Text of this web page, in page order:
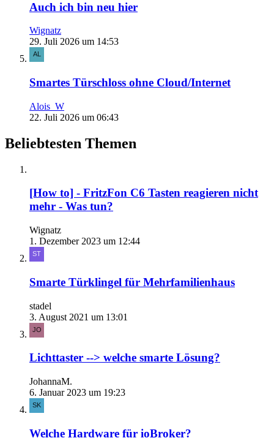
Auch ich bin neu hier
Wignatz
29. Juli 2026 um 14:53
Smartes Türschloss ohne Cloud/Internet
Alois_W
22. Juli 2026 um 06:43
Beliebtesten Themen
[How to] - FritzFon C6 Tasten reagieren nicht
mehr - Was tun?
Wignatz
1. Dezember 2023 um 12:44
Smarte Türklingel für Mehrfamilienhaus
stadel
3. August 2021 um 13:01
Lichttaster --> welche smarte Lösung?
JohannaM.
6. Januar 2023 um 19:23
Welche Hardware für ioBroker?